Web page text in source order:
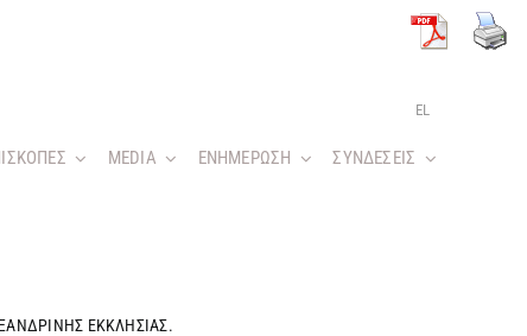
EL
MEDIA ΕΝΗΜΕΡΩΣΗ ΣΥΝΔΕΣΕΙΣ
ΕΚΚΛΗΣΙΑΣ.